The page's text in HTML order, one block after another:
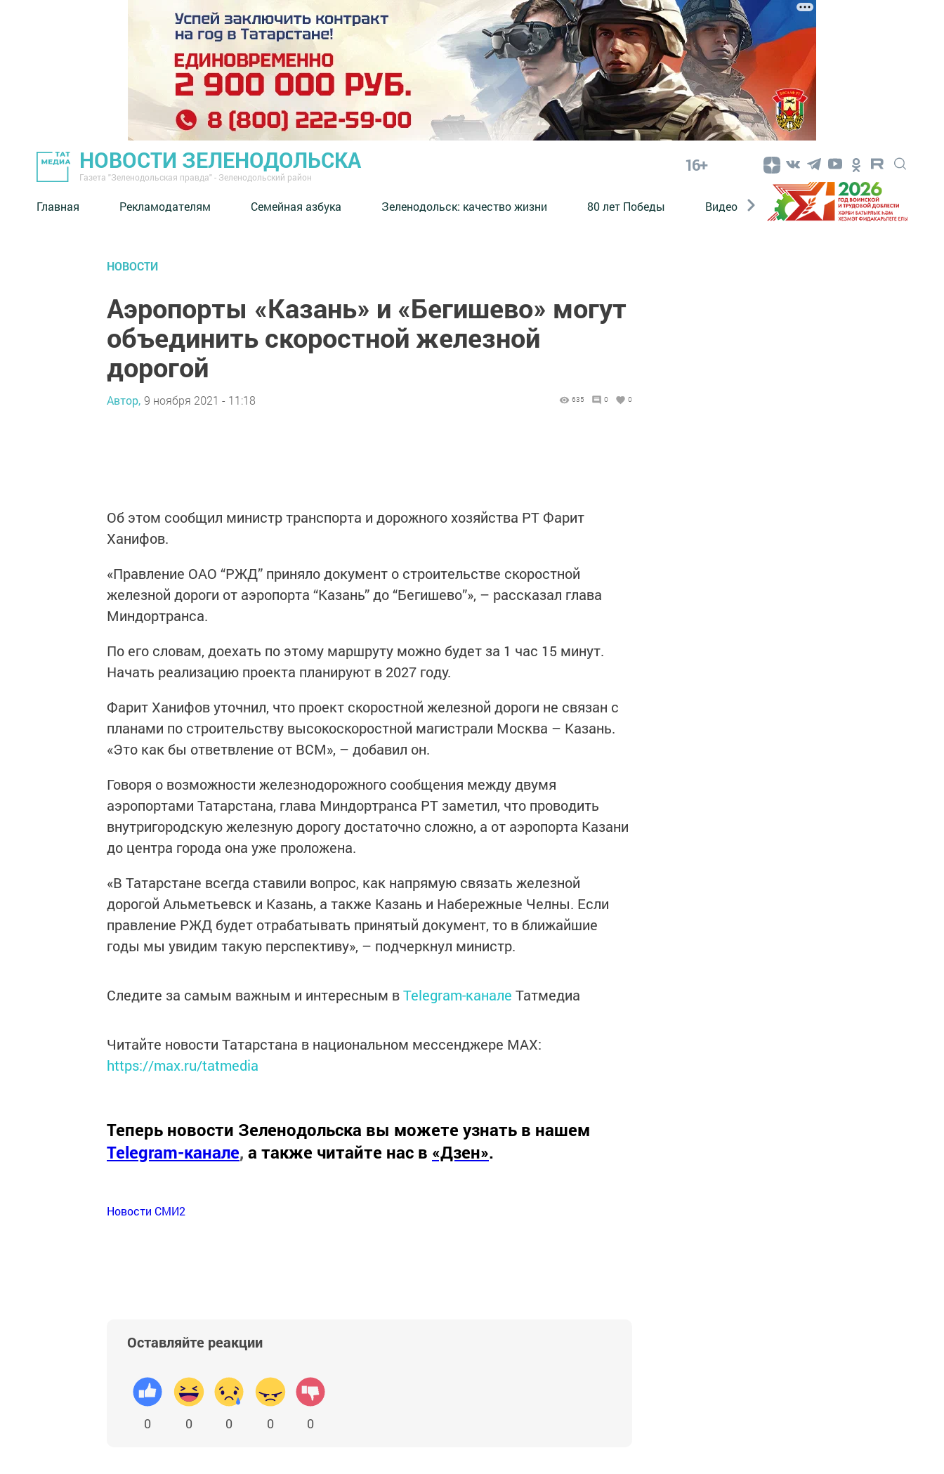
НОВОСТИ ЗЕЛЕНОДОЛЬСКА
Газета "Зеленодольская правда" - Зеленодольский район
16+
Главная Рекламодателям Семейная азбука ⁠Зеленодольск: качество жизни 80 лет Победы Видео Конкурсы ЭтноДети
НОВОСТИ
Аэропорты «Казань» и «Бегишево» могут
объединить скоростной железной
дорогой
Автор, 9 ноября 2021 - 11:18 635 0 0
Об этом сообщил министр транспорта и дорожного хозяйства РТ Фарит
Ханифов.
«Правление ОАО “РЖД” приняло документ о строительстве скоростной
железной дороги от аэропорта “Казань” до “Бегишево”», – рассказал глава
Миндортранса.
По его словам, доехать по этому маршруту можно будет за 1 час 15 минут.
Начать реализацию проекта планируют в 2027 году.
Фарит Ханифов уточнил, что проект скоростной железной дороги не связан с
планами по строительству высокоскоростной магистрали Москва – Казань.
«Это как бы ответвление от ВСМ», – добавил он.
Говоря о возможности железнодорожного сообщения между двумя
аэропортами Татарстана, глава Миндортранса РТ заметил, что проводить
внутригородскую железную дорогу достаточно сложно, а от аэропорта Казани
до центра города она уже проложена.
«В Татарстане всегда ставили вопрос, как напрямую связать железной
дорогой Альметьевск и Казань, а также Казань и Набережные Челны. Если
правление РЖД будет отрабатывать принятый документ, то в ближайшие
годы мы увидим такую перспективу», – подчеркнул министр.
Следите за самым важным и интересным вTelegram-канале Татмедиа
Читайте новости Татарстана в национальном мессенджере MАХ:
https://max.ru/tatmedia
Теперь новости Зеленодольска вы можете узнать в нашем
Telegram-канале, а также читайте нас в «Дзен».
Новости СМИ2
Оставляйте реакции
0 0 0 0 0